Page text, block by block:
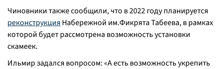
Чиновники также сообщили, что в 2022 году планируется
реконструкция Набережной им.Фикрята Табеева, в рамках
которой будет рассмотрена возможность установки
скамеек.
Ильмир задался вопросом: «А есть возможность укрепить